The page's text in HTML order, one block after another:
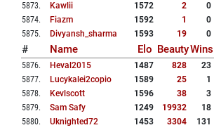
5873. Kawlii 1572 2
0
5874. Fiazm 1592 1
0
5875. Divyansh_sharma 1593 19 0
# Name Elo BeautyWins
5876. Heval2015 1487 828
23
5877. Lucykalei2copio 1589 25
1
5878. Kevlscott 1596 38
3
5879. Sam Safy 1249 19932
18
5880. Uknighted72 1453 3304
131